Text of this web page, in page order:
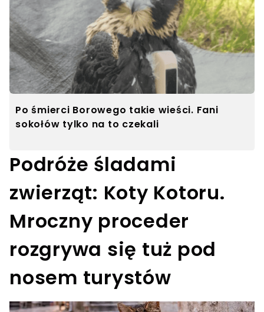
Po śmierci Borowego takie wieści. Fani
sokołów tylko na to czekali
Podróże śladami
zwierząt: Koty Kotoru.
Mroczny proceder
rozgrywa się tuż pod
nosem turystów